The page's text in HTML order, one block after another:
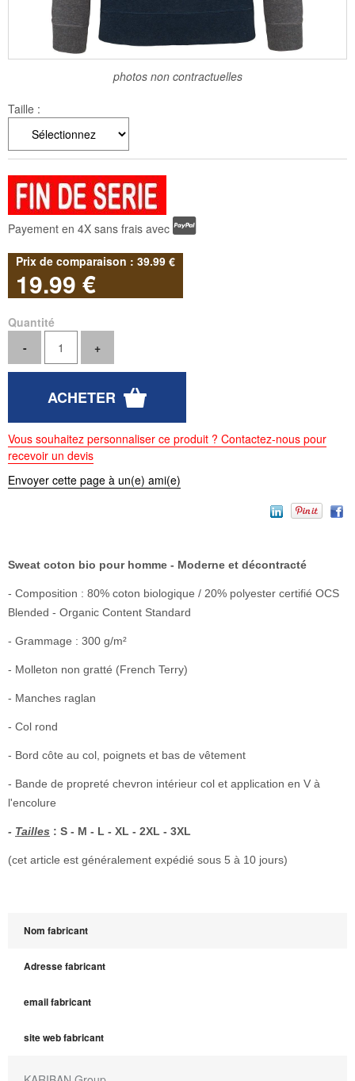
photos non contractuelles
Taille :
Payement en 4X sans frais avec
39.99 €
19.99 €
Quantité
Vous souhaitez personnaliser ce produit ? Contactez-nous pour
recevoir un devis
Envoyer cette page à un(e) ami(e)
Sweat coton bio pour homme - Moderne et décontracté
- Composition : 80% coton biologique / 20% polyester certifié OCS
Blended - Organic Content Standard
- Grammage : 300 g/m²
- Molleton non gratté (French Terry)
- Manches raglan
- Col rond
- Bord côte au col, poignets et bas de vêtement
- Bande de propreté chevron intérieur col et application en V à
l'encolure
- Tailles : S - M - L - XL - 2XL - 3XL
(cet article est généralement expédié sous 5 à 10 jours)
Nom fabricant
Adresse fabricant
email fabricant
site web fabricant